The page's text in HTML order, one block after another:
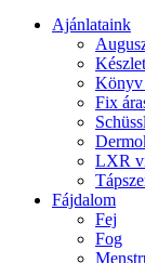
Ajánlataink
Könyv
Fix
LXR
Fájdalom
Fej
Fog